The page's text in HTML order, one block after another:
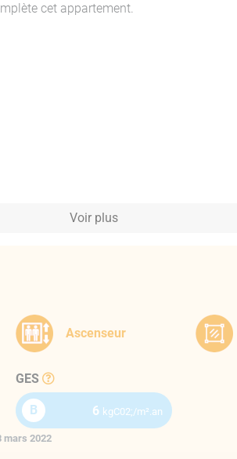
cet appartement.
Voir plus
Ascenseur
GES
B 6 kgC02;/m².an
mars 2022